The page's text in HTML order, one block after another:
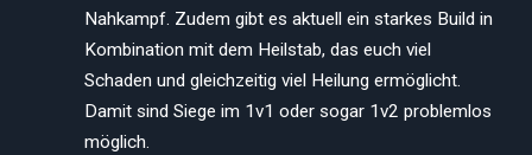
Nahkampf. Zudem gibt es aktuell ein starkes Build in
Kombination mit dem Heilstab, das euch viel
Schaden und gleichzeitig viel Heilung ermöglicht.
Damit sind Siege im 1v1 oder sogar 1v2 problemlos
möglich.